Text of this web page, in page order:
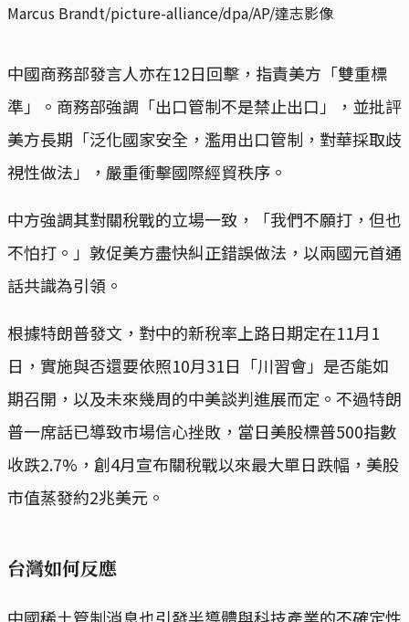
Marcus Brandt/picture-alliance/dpa/AP/達志影像
中國商務部發言人亦在12日回擊，指責美方「雙重標
準」。商務部強調「出口管制不是禁止出口」，並批評
美方長期「泛化國家安全，濫用出口管制，對華採取歧
視性做法」，嚴重衝擊國際經貿秩序。
中方強調其對關稅戰的立場一致，「我們不願打，但也
不怕打。」敦促美方盡快糾正錯誤做法，以兩國元首通
話共識為引領。
根據特朗普發文，對中的新稅率上路日期定在11月1
日，實施與否還要依照10月31日「川習會」是否能如
期召開，以及未來幾周的中美談判進展而定。不過特朗
普一席話已導致市場信心挫敗，當日美股標普500指數
收跌2.7%，創4月宣布關稅戰以來最大單日跌幅，美股
市值蒸發約2兆美元。
台灣如何反應
中國稀土管制消息也引發半導體與科技產業的不確定性